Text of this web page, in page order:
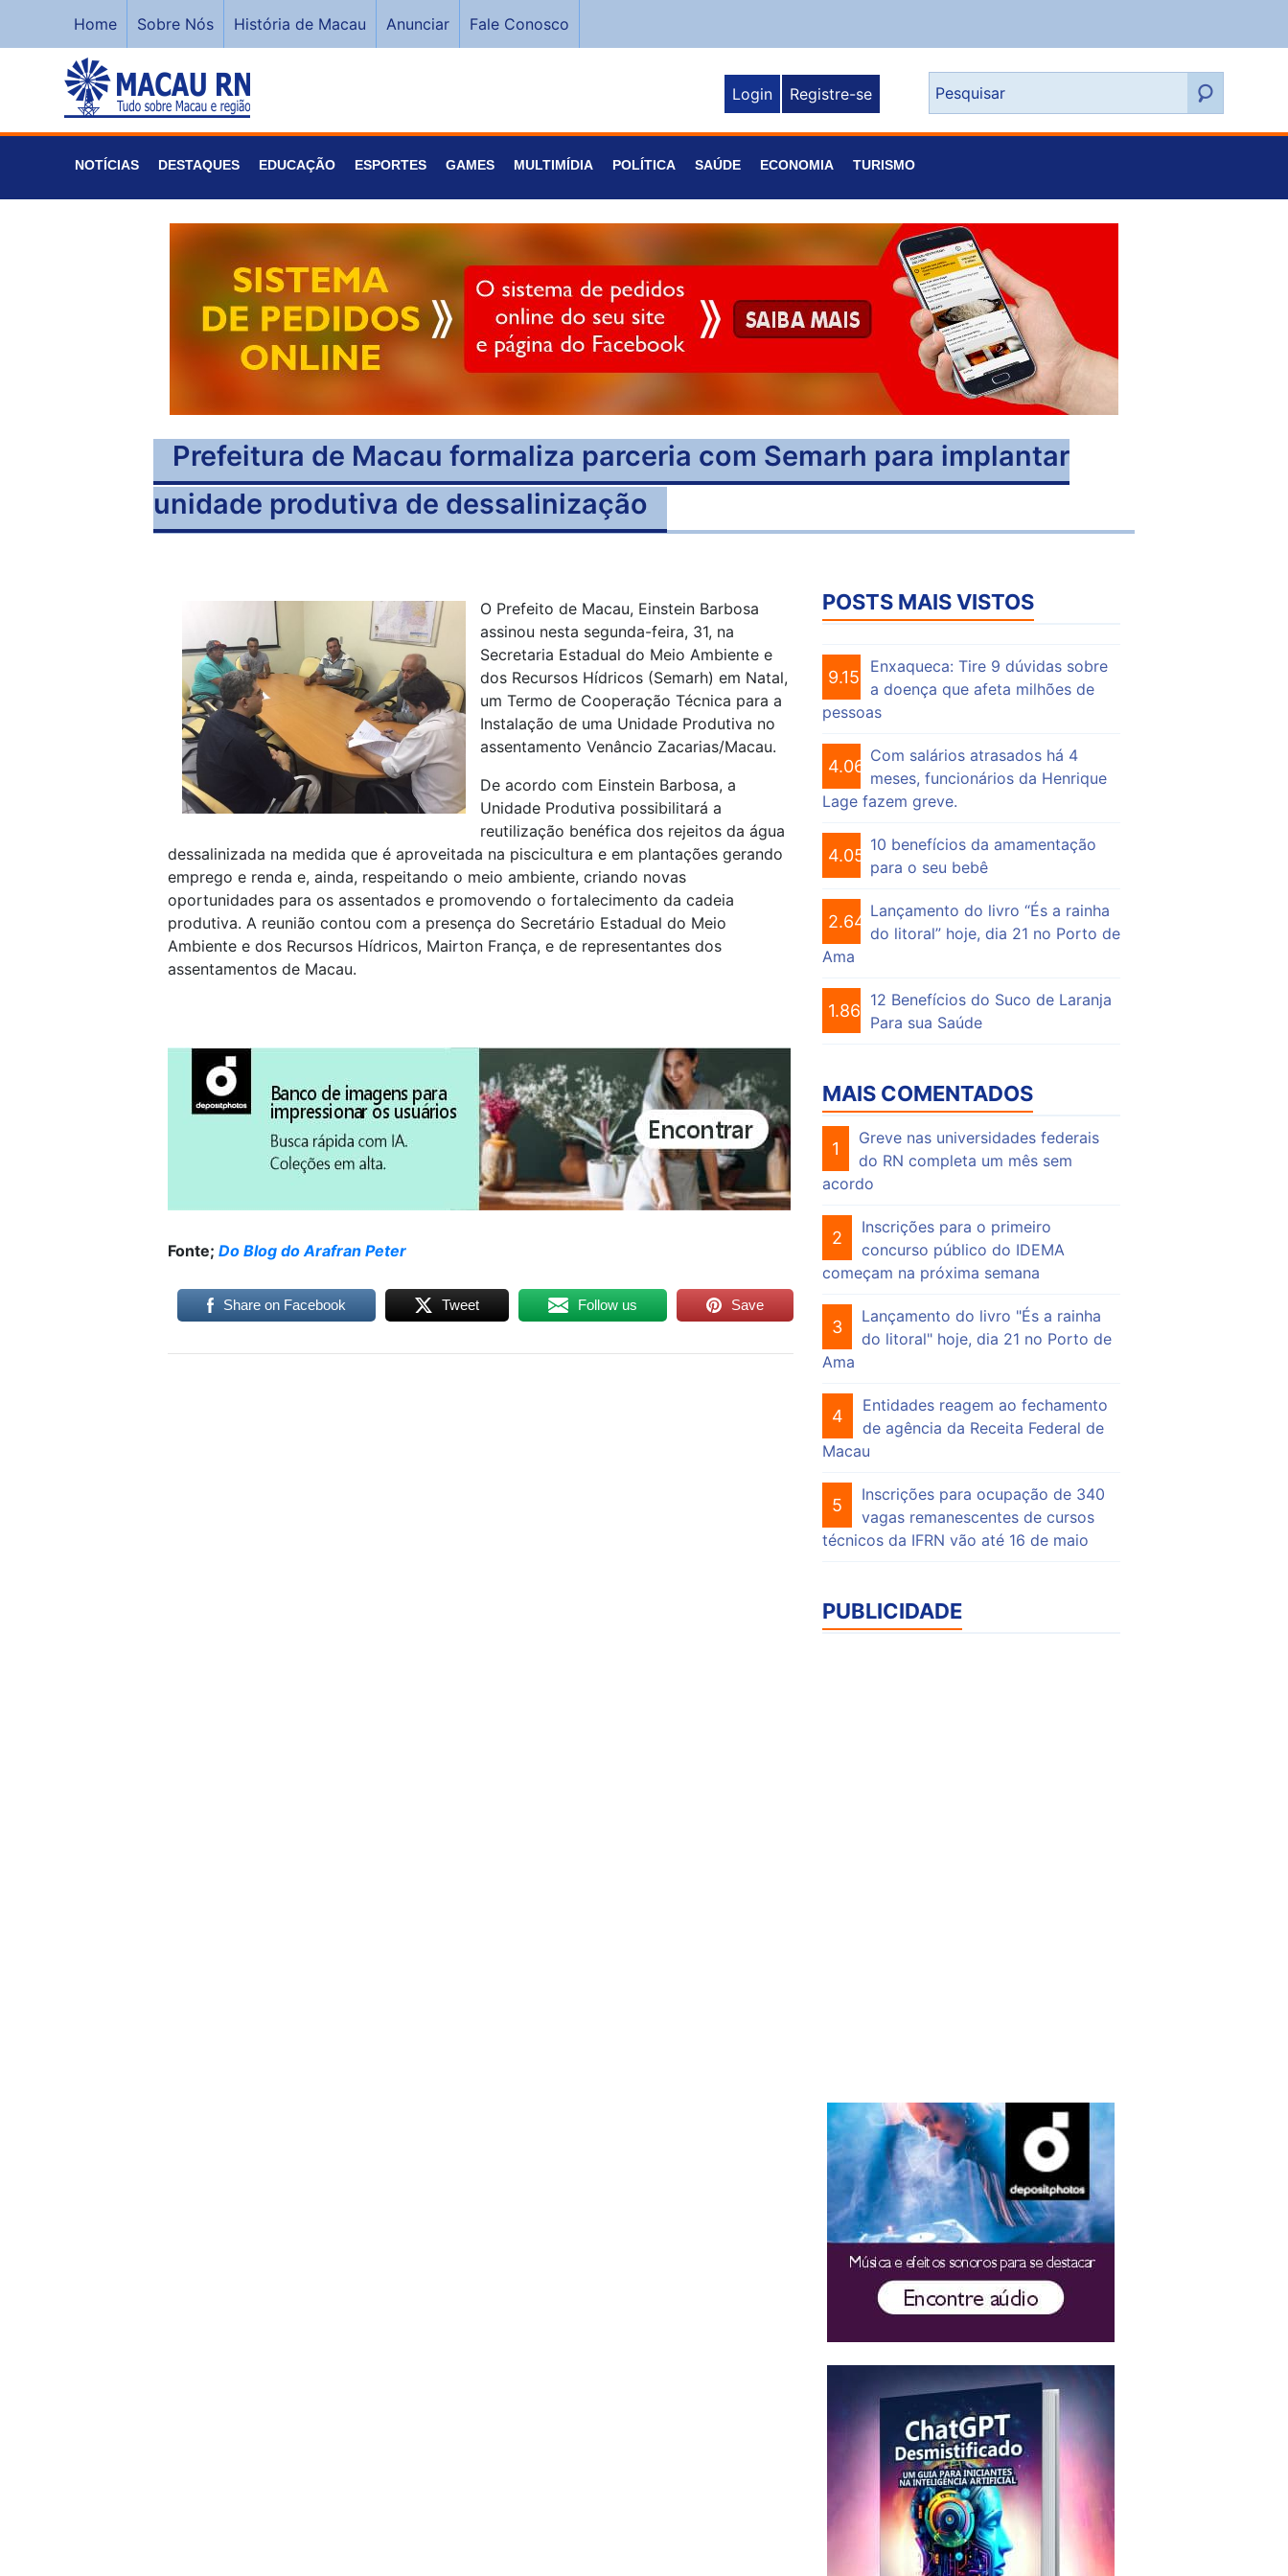
Home Sobre Nós História de Macau Anunciar Fale Conosco
Login Registre-se
NOTÍCIAS DESTAQUES EDUCAÇÃO ESPORTES GAMES MULTIMÍDIA POLÍTICA SAÚDE ECONOMIA TURISMO
Prefeitura de Macau formaliza parceria com Semarh para implantar
unidade produtiva de dessalinização
O Prefeito de Macau, Einstein Barbosa
assinou nesta segunda-feira, 31, na
Secretaria Estadual do Meio Ambiente e
dos Recursos Hídricos (Semarh) em Natal,
um Termo de Cooperação Técnica para a
Instalação de uma Unidade Produtiva no
assentamento Venâncio Zacarias/Macau.
De acordo com Einstein Barbosa, a
Unidade Produtiva possibilitará a
reutilização benéfica dos rejeitos da água
dessalinizada na medida que é aproveitada na piscicultura e em plantações gerando
emprego e renda e, ainda, respeitando o meio ambiente, criando novas
oportunidades para os assentados e promovendo o fortalecimento da cadeia
produtiva. A reunião contou com a presença do Secretário Estadual do Meio
Ambiente e dos Recursos Hídricos, Mairton França, e de representantes dos
assentamentos de Macau.
Fonte; Do Blog do Arafran Peter
Share on Facebook Tweet Follow us Save
POSTS MAIS VISTOS
9.151
Enxaqueca: Tire 9 dúvidas sobre
a doença que afeta milhões de
pessoas
4.069
Com salários atrasados há 4
meses, funcionários da Henrique
Lage fazem greve.
4.053
10 benefícios da amamentação
para o seu bebê
2.644
Lançamento do livro “És a rainha
do litoral” hoje, dia 21 no Porto de
Ama
1.861
12 Benefícios do Suco de Laranja
Para sua Saúde
MAIS COMENTADOS
1
Greve nas universidades federais
do RN completa um mês sem
acordo
2
Inscrições para o primeiro
concurso público do IDEMA
começam na próxima semana
3
Lançamento do livro "És a rainha
do litoral" hoje, dia 21 no Porto de
Ama
4
Entidades reagem ao fechamento
de agência da Receita Federal de
Macau
5
Inscrições para ocupação de 340
vagas remanescentes de cursos
técnicos da IFRN vão até 16 de maio
PUBLICIDADE